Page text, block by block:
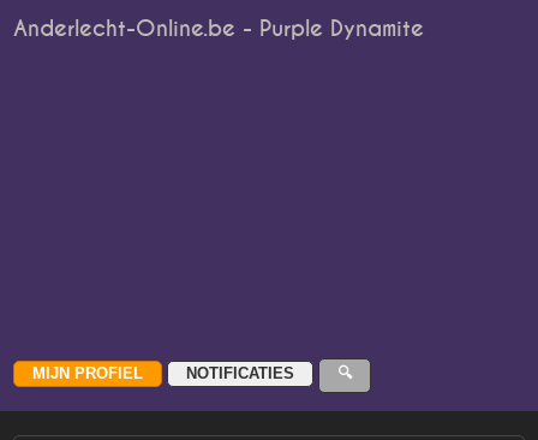
Anderlecht-Online.be - Purple Dynamite